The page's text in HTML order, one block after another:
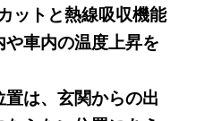
ットと熱線吸収機能
車内の温度上昇を
は、玄関からの出